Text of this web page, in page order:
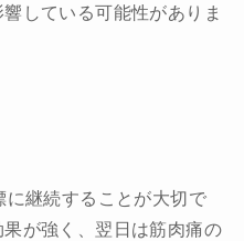
している可能性がありま
に継続することが大切で
が強く、翌日は筋肉痛の